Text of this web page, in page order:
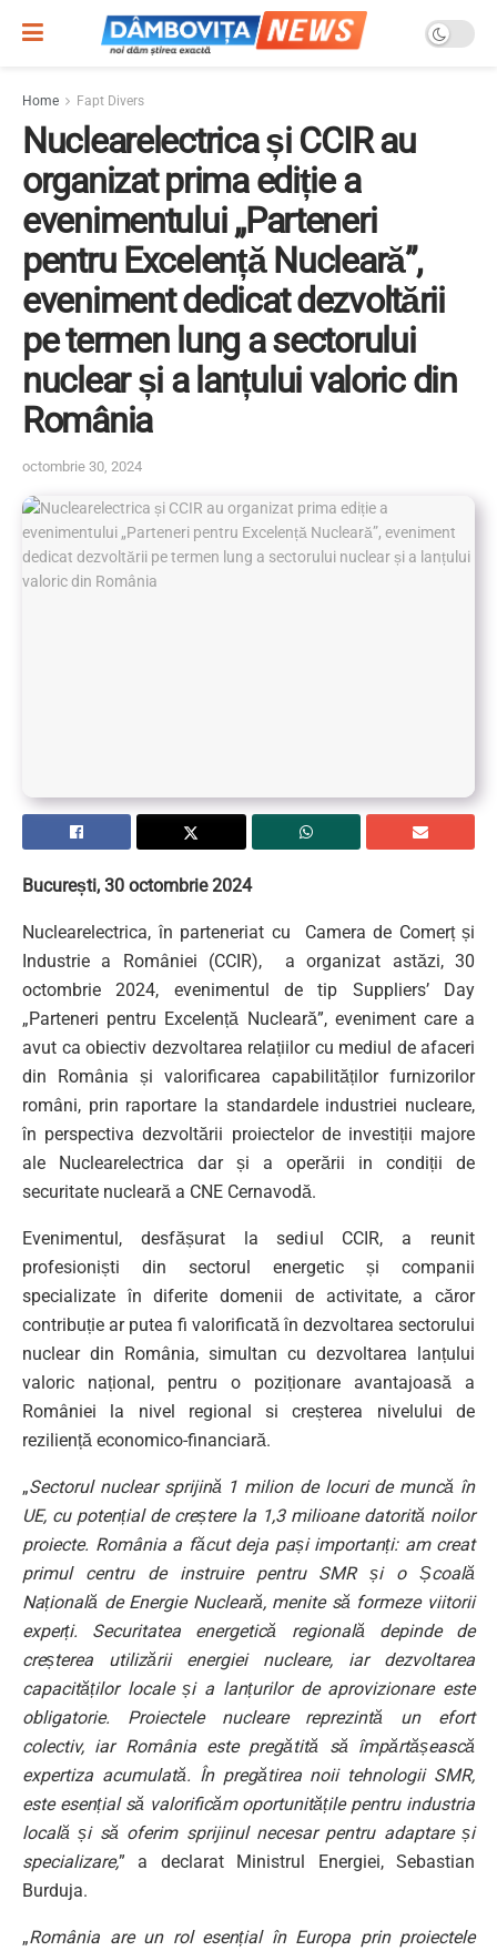
Home Fapt Divers
Nuclearelectrica și CCIR au
organizat prima ediție a
evenimentului „Parteneri
pentru Excelență Nucleară”,
eveniment dedicat dezvoltării
pe termen lung a sectorului
nuclear și a lanțului valoric din
România
octombrie 30, 2024
București, 30 octombrie 2024
Nuclearelectrica, în parteneriat cu Camera de Comerț și
Industrie a României (CCIR), a organizat astăzi, 30
octombrie 2024, evenimentul de tip Suppliers’ Day
„Parteneri pentru Excelență Nucleară”, eveniment care a
avut ca obiectiv dezvoltarea relațiilor cu mediul de afaceri
din România și valorificarea capabilităților furnizorilor
români, prin raportare la standardele industriei nucleare,
în perspectiva dezvoltării proiectelor de investiții majore
ale Nuclearelectrica dar și a operării in condiții de
securitate nucleară a CNE Cernavodă.
Evenimentul, desfășurat la sediul CCIR, a reunit
profesioniști din sectorul energetic și companii
specializate în diferite domenii de activitate, a căror
contribuție ar putea fi valorificată în dezvoltarea sectorului
nuclear din România, simultan cu dezvoltarea lanțului
valoric național, pentru o poziționare avantajoasă a
României la nivel regional si creșterea nivelului de
reziliență economico-financiară.
„Sectorul nuclear sprijină 1 milion de locuri de muncă în
UE, cu potențial de creștere la 1,3 milioane datorită noilor
proiecte. România a făcut deja pași importanți: am creat
primul centru de instruire pentru SMR și o Școală
Națională de Energie Nucleară, menite să formeze viitorii
experți. Securitatea energetică regională depinde de
creșterea utilizării energiei nucleare, iar dezvoltarea
capacităților locale și a lanțurilor de aprovizionare este
obligatorie. Proiectele nucleare reprezintă un efort
colectiv, iar România este pregătită să împărtășească
expertiza acumulată. În pregătirea noii tehnologii SMR,
este esențial să valorificăm oportunitățile pentru industria
locală și să oferim sprijinul necesar pentru adaptare și
specializare,” a declarat Ministrul Energiei, Sebastian
Burduja.
„România are un rol esențial în Europa prin proiectele